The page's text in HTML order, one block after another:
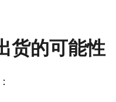
货的可能性